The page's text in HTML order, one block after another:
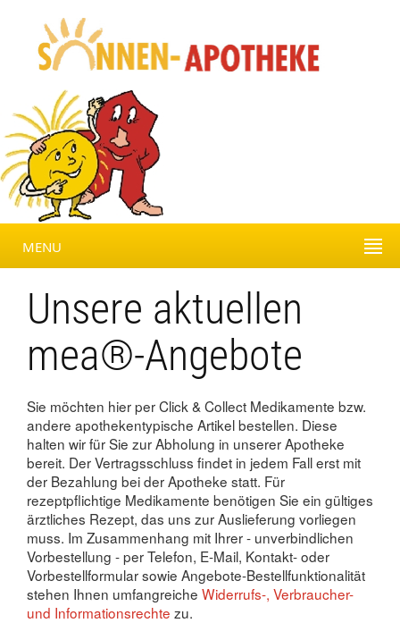
MENU
Unsere aktuellen
mea®-Angebote
Sie möchten hier per Click & Collect Medikamente bzw.
andere apothekentypische Artikel bestellen. Diese
halten wir für Sie zur Abholung in unserer Apotheke
bereit. Der Vertragsschluss findet in jedem Fall erst mit
der Bezahlung bei der Apotheke statt. Für
rezeptpflichtige Medikamente benötigen Sie ein gültiges
ärztliches Rezept, das uns zur Auslieferung vorliegen
muss. Im Zusammenhang mit Ihrer - unverbindlichen
Vorbestellung - per Telefon, E-Mail, Kontakt- oder
Vorbestellformular sowie Angebote-Bestellfunktionalität
stehen Ihnen umfangreiche Widerrufs-, Verbraucher-
und Informationsrechte zu.